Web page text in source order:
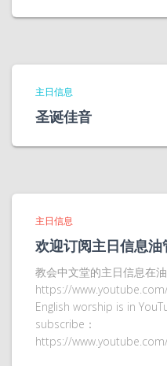
主日信息
圣诞佳音
主日信息
欢迎订阅主日信息油
教会中文堂的主日信息在
https://
English worship is in
subscribe：
https://